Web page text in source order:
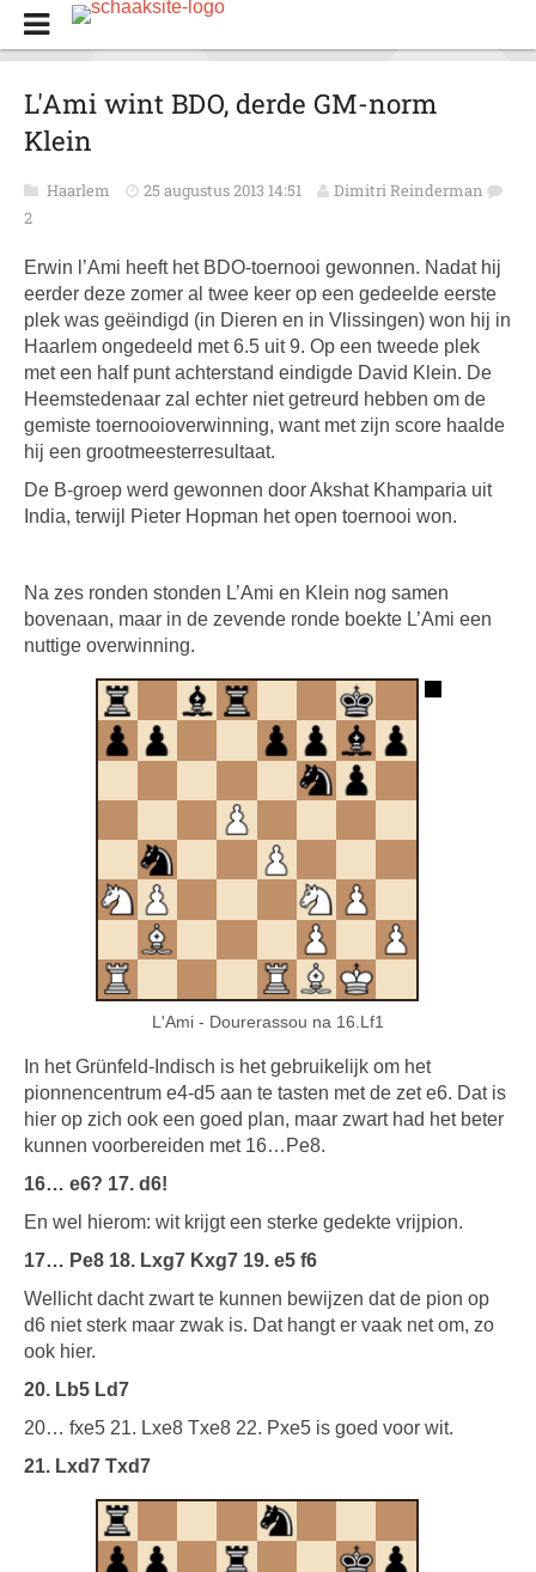
L'Ami wint BDO, derde GM-norm
Klein
Haarlem 25 augustus 2013 14:51
Dimitri Reinderman
2
Erwin l’Ami heeft het BDO-toernooi gewonnen. Nadat hij
eerder deze zomer al twee keer op een gedeelde eerste
plek was geëindigd (in Dieren en in Vlissingen) won hij in
Haarlem ongedeeld met 6.5 uit 9. Op een tweede plek
met een half punt achterstand eindigde David Klein. De
Heemstedenaar zal echter niet getreurd hebben om de
gemiste toernooioverwinning, want met zijn score haalde
hij een grootmeesterresultaat.
De B-groep werd gewonnen door Akshat Khamparia uit
India, terwijl Pieter Hopman het open toernooi won.
Na zes ronden stonden L’Ami en Klein nog samen
bovenaan, maar in de zevende ronde boekte L’Ami een
nuttige overwinning.
L'Ami - Dourerassou na 16.Lf1
In het Grünfeld-Indisch is het gebruikelijk om het
pionnencentrum e4-d5 aan te tasten met de zet e6. Dat is
hier op zich ook een goed plan, maar zwart had het beter
kunnen voorbereiden met 16…Pe8.
16… e6? 17. d6!
En wel hierom: wit krijgt een sterke gedekte vrijpion.
17… Pe8 18. Lxg7 Kxg7 19. e5 f6
Wellicht dacht zwart te kunnen bewijzen dat de pion op
d6 niet sterk maar zwak is. Dat hangt er vaak net om, zo
ook hier.
20. Lb5 Ld7
20… fxe5 21. Lxe8 Txe8 22. Pxe5 is goed voor wit.
21. Lxd7 Txd7